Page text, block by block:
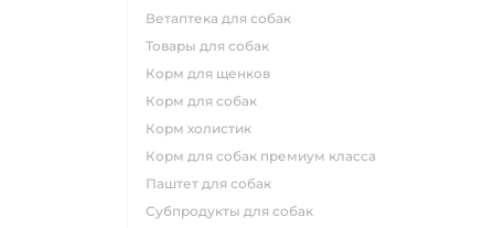
ветаптека для собак
товары для собак
корм для щенков
корм для собак
корм холистик
корм для собак премиум класса
паштет для собак
субпродукты для собак